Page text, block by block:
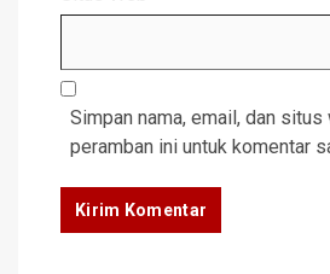
Simpan nama, email, dan
peramban ini untuk komentar